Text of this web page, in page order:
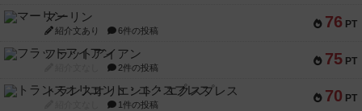
76 PT
マーリン
紹介文あり 6件の投稿
75 PT
フラットアイアン
2件の投稿
70 PT
トランスオリエント・エクスプレス
1件の投稿